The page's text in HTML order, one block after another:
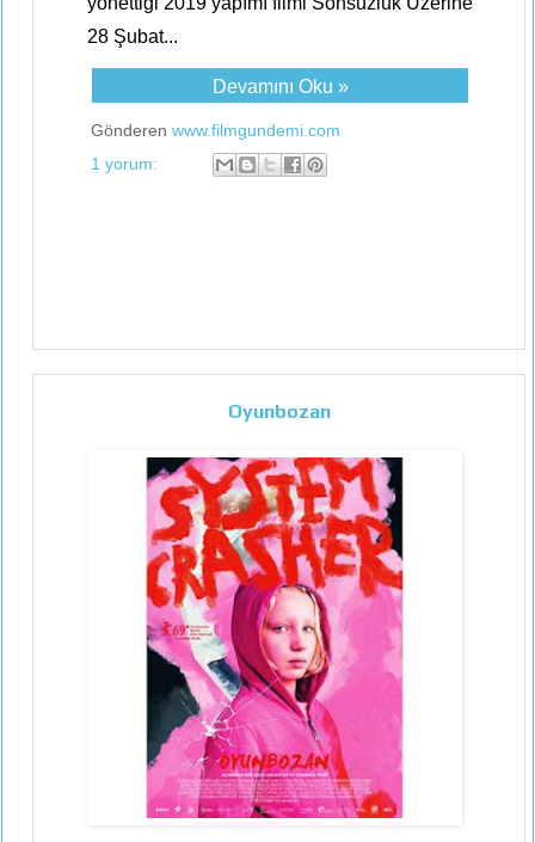
28 Şubat...
Devamını Oku »
Gönderen www.filmgundemi.com
1 yorum:
Oyunbozan